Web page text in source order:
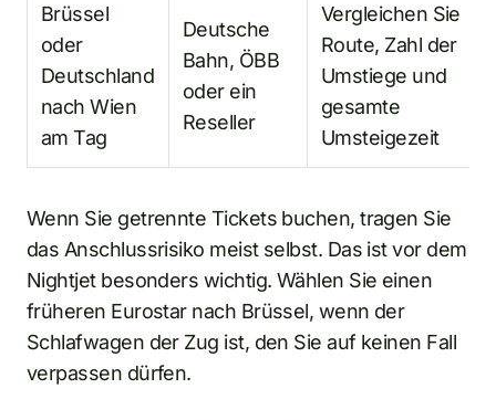
Brüssel
oder
Deutschland
nach Wien
am Tag
Deutsche
Bahn, ÖBB
oder ein
Reseller
Vergleichen Sie
Route, Zahl der
Umstiege und
gesamte
Umsteigezeit
Wenn Sie getrennte Tickets buchen, tragen Sie
das Anschlussrisiko meist selbst. Das ist vor dem
Nightjet besonders wichtig. Wählen Sie einen
früheren Eurostar nach Brüssel, wenn der
Schlafwagen der Zug ist, den Sie auf keinen Fall
verpassen dürfen.